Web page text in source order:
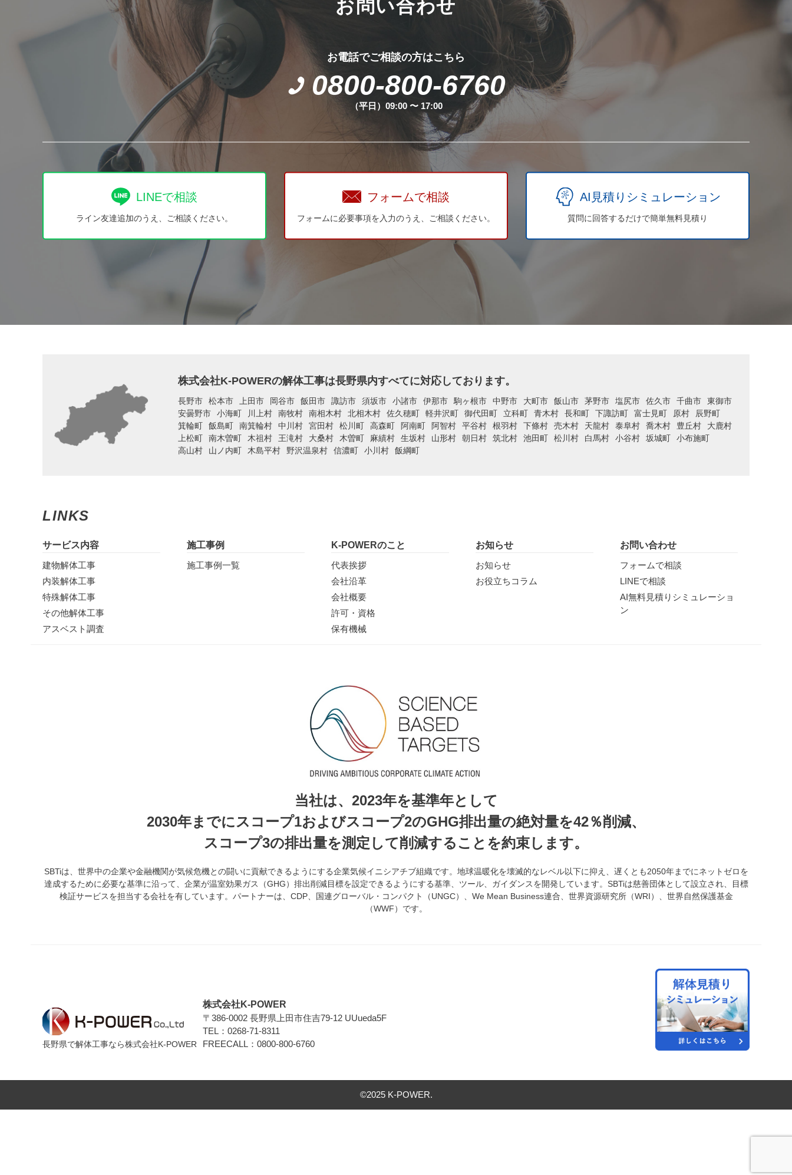
お問い合わせ
お電話でご相談の方はこちら
0800-800-6760
（平日）09:00 〜 17:00
LINEで相談
ライン友達追加のうえ、ご相談ください。
フォームで相談
フォームに必要事項を入力のうえ、ご相談ください。
AI見積りシミュレーション
質問に回答するだけで簡単無料見積り
株式会社K-POWERの解体工事は長野県内すべてに対応しております。
長野市 松本市 上田市 岡谷市 飯田市 諏訪市 須坂市 小諸市 伊那市 駒ヶ根市 中野市 大町市 飯山市 茅野市 塩尻市 佐久市 千曲市
東御市
安曇野市
小海町 川上村 南牧村 南相木村 北相木村 佐久穂町 軽井沢町 御代田町 立科町 青木村 長和町 下諏訪町 富士見町 原村
辰野町
箕輪町
飯島町 南箕輪村 中川村 宮田村 松川町 高森町 阿南町 阿智村 平谷村 根羽村 下條村 売木村 天龍村 泰阜村 喬木村 豊丘村
大鹿村
上松町
南木曽町 木祖村 王滝村 大桑村 木曽町 麻績村 生坂村 山形村 朝日村 筑北村 池田町 松川村 白馬村 小谷村 坂城町
小布施町
高山村
山ノ内町 木島平村 野沢温泉村 信濃町 小川村 飯綱町
LINKS
サービス内容
建物解体工事
内装解体工事
特殊解体工事
その他解体工事
アスベスト調査
施工事例
施工事例一覧
K-POWERのこと
代表挨拶
会社沿革
会社概要
許可・資格
保有機械
お知らせ
お知らせ
お役立ちコラム
お問い合わせ
フォームで相談
LINEで相談
AI無料見積りシミュレーショ
ン
当社は、2023年を基準年として
2030年までにスコープ1およびスコープ2のGHG排出量の絶対量を42％削減、
スコープ3の排出量を測定して削減することを約束します。
SBTiは、世界中の企業や金融機関が気候危機との闘いに貢献できるようにする企業気候イニシアチブ組織です。地球温暖化を壊滅的なレベル以下に抑え、遅くとも2050年までにネットゼロを
達成するために必要な基準に沿って、企業が温室効果ガス（GHG）排出削減目標を設定できるようにする基準、ツール、ガイダンスを開発しています。SBTiは慈善団体として設立され、目標
検証サービスを担当する会社を有しています。パートナーは、CDP、国連グローバル・コンパクト（UNGC）、We Mean Business連合、世界資源研究所（WRI）、世界自然保護基金
（WWF）です。
長野県で解体工事なら株式会社K-POWER
株式会社K-POWER
〒386-0002 長野県上田市住吉79-12 UUueda5F
TEL：0268-71-8311
FREECALL：0800-800-6760
©2025 K-POWER.